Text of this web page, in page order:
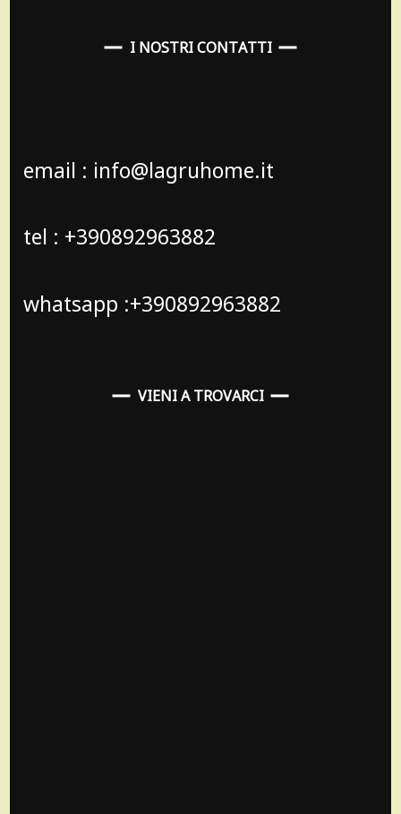
I NOSTRI CONTATTI
email : info@lagruhome.it
tel : +390892963882
whatsapp :+390892963882
VIENI A TROVARCI